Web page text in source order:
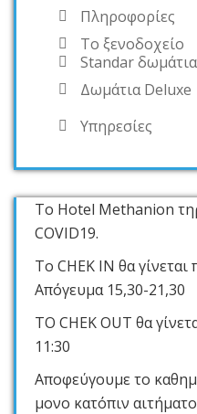
Πληροφορίες
Το ξενοδοχείο
Standar δωμάτια
Δωμάτια Deluxe
Υπηρεσίες
Το Hotel Methanion
COVID19.
Το CHEK IN θα
Απόγευμα 15,30-21,30
ΤΟ CHEK OUT θα
11:30
Αποφεύγουμε το
μονο κατόπιν